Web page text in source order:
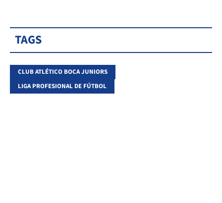
TAGS
CLUB ATLÉTICO BOCA JUNIORS
LIGA PROFESIONAL DE FÚTBOL